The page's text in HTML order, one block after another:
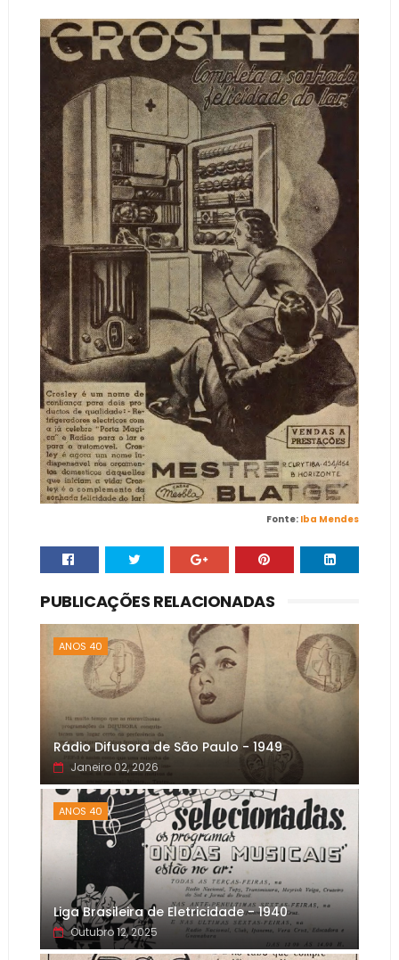
Fonte: Iba Mendes
PUBLICAÇÕES RELACIONADAS
ANOS 40
Rádio Difusora de São Paulo - 1949
Janeiro 02, 2026
ANOS 40
Liga Brasileira de Eletricidade - 1940
Outubro 12, 2025